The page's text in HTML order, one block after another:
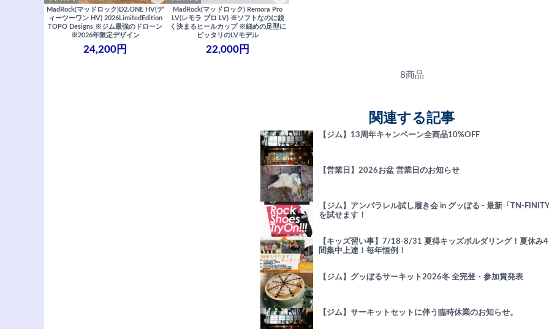
MadRock(マッドロック)D2.ONE HV(デ
ィーツーワン HV) 2026LimitedEdition
TOPO Designs ※ジム最強のドローン
※2026年限定デザイン
24,200円
MadRock(マッドロック) Remora Pro
LV(レモラ プロ LV) ※ソフトなのに鋭
く決まるヒールカップ ※細めの足型に
ピッタリのLVモデル
22,000円
8商品
関連する記事
【ジム】13周年キャンペーン全商品10%OFF
【営業日】2026お盆 営業日のお知らせ
【ジム】アンパラレル試し履き会 in グッぼる - 最新「TN-
を試せます！
【キッズ習い事】7/18-8/31 夏得キッズボルダリング！夏休み
間集中上達！毎年恒例！
【ジム】グッぼるサーキット2026冬 全完登・参加賞発表
【ジム】サーキットセットに伴う臨時休業のお知らせ。